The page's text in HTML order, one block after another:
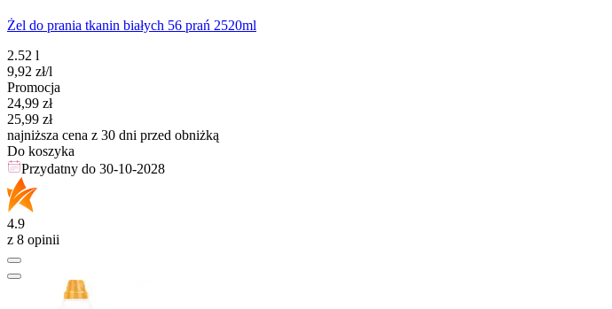
Żel do prania tkanin białych 56 prań 2520ml
2.52 l
9,92 zł/l
Promocja
Cena promocyjna
24,99 zł
25,99 zł
najniższa cena z 30 dni przed obniżką
Do koszyka
Przydatny do 30-10-2028
4.9
z 8 opinii